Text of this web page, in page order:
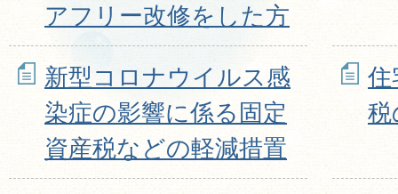
アフリー改修をした方
新型コロナウイルス感
染症の影響に係る固定
資産税などの軽減措置
住
税